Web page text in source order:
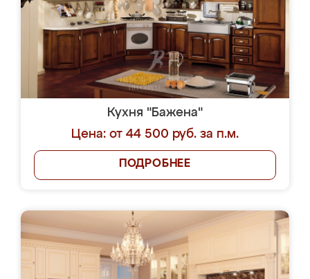
Кухня "Бажена"
Цена: от 44 500 руб. за п.м.
ПОДРОБНЕЕ